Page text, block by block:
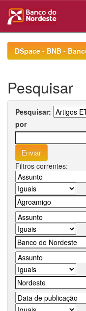
navigationDSpace - BNB -
Pesquisar
Pesquisar:
por
Filtros correntes: